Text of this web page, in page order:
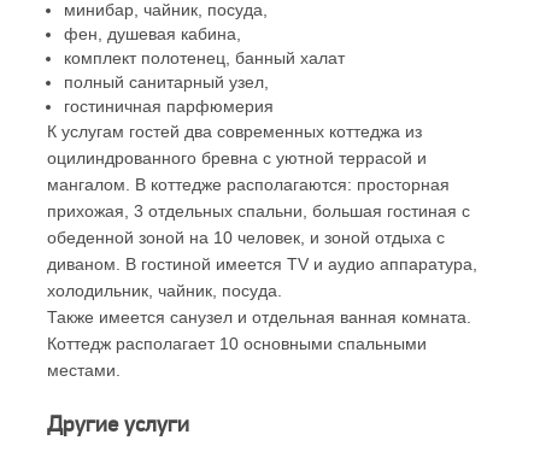
минибар, чайник, посуда,
фен, душевая кабина,
комплект полотенец, банный халат
полный санитарный узел,
гостиничная парфюмерия
К услугам гостей два современных коттеджа из
оцилиндрованного бревна с уютной террасой и
мангалом. В коттедже располагаются: просторная
прихожая, 3 отдельных спальни, большая гостиная с
обеденной зоной на 10 человек, и зоной отдыха с
диваном. В гостиной имеется TV и аудио аппаратура,
холодильник, чайник, посуда.
Также имеется санузел и отдельная ванная комната.
Коттедж располагает 10 основными спальными
местами.
Другие услуги